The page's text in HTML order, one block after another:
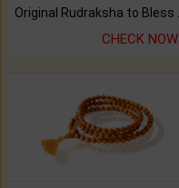
CHECK NOW